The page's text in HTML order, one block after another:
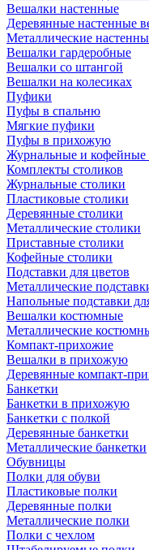
Вешалки настенные
Деревянные настенные
Металлические
Вешалки гардеробные
Вешалки со штангой
Вешалки на колесиках
Пуфики
Пуфы в спальню
Мягкие пуфики
Пуфы в прихожую
Журнальные и кофейные
Комплекты столиков
Журнальные столики
Пластиковые столики
Деревянные столики
Металлические столики
Приставные столики
Кофейные столики
Подставки для цветов
Металлические
Напольные подставки
Вешалки костюмные
Металлические
Компакт-прихожие
Вешалки в прихожую
Деревянные компакт-
Банкетки
Банкетки в прихожую
Банкетки с полкой
Деревянные банкетки
Металлические банкетки
Обувницы
Полки для обуви
Пластиковые полки
Деревянные полки
Металлические полки
Полки с чехлом